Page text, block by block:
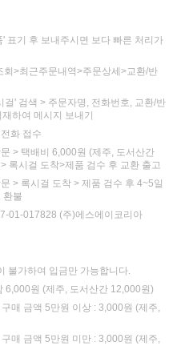
표기 후 보내주시면 보다 빠른 처리가
>최근주문내역>주문상세>교환/반
' 검색 > 주문자명, 전화번호, 교환/반
하여 메시지 보내기
화 접수
> 택배비 6,000원 (제주, 도서산간
록시걸 도착>제품 검수 후 교환 출고
> 록시걸 도착 > 제품 검수 후 4~5일
환불
01-017828 (주)에스에이코리아
불가하여 입금만 가능합니다.
6,000원 (제주, 도서산간 12,000원)
매 금액 5만원 이상 : 3,000원 (제주,
매 금액 5만원 미만 : 3,000원 (제주,